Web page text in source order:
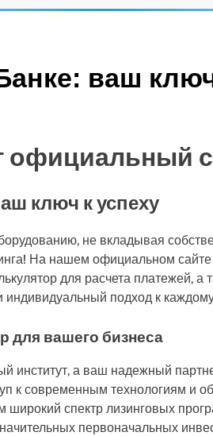
ваш
официальный
ключ к успеху
не вкладывая
На нашем официальном
для расчета платежей, а
подход к
для вашего бизнеса
институт, а ваш надежный
к современным технологиям и
спектр лизинговых
первоначальных